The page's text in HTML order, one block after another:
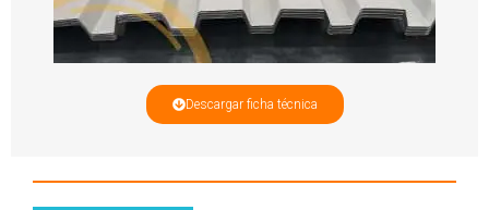
Descargar ficha técnica